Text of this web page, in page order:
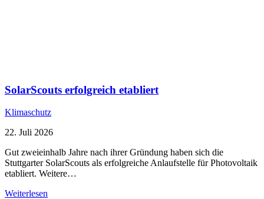
SolarScouts erfolgreich etabliert
Klimaschutz
22. Juli 2026
Gut zweieinhalb Jahre nach ihrer Gründung haben sich die
Stuttgarter SolarScouts als erfolgreiche Anlaufstelle für Photovoltaik
etabliert. Weitere…
Weiterlesen